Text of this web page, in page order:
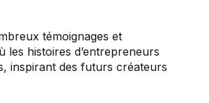
témoignages et
les histoires d’entrepreneurs
inspirant des futurs créateurs